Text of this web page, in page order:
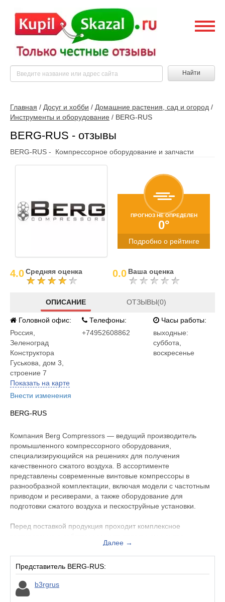
Найти
Главная / Досуг и хобби / Домашние растения, сад и огород /
Инструменты и оборудование / BERG-RUS
BERG-RUS - отзывы
BERG-RUS - Компрессорное оборудование и запчасти
ПРОГНОЗ НЕ ОПРЕДЕЛЕН
0°
Подробно о рейтинге
4.0Средняя оценка 0.0 Ваша оценка
ОПИСАНИЕ ОТЗЫВЫ(0)
Головной офис:
Россия
Зеленоград
Конструктора
Гуськова, дом 3,
строение 7
Показать на карте
Внести изменения
Телефоны:
+74952608862
Часы работы:
выходные:
суббота,
воскресенье
BERG-RUS
Компания Berg Compressors — ведущий производитель
промышленного компрессорного оборудования,
специализирующийся на решениях для получения
качественного сжатого воздуха. В ассортименте
представлены современные винтовые компрессоры в
разнообразной комплектации, включая модели с частотным
приводом и ресиверами, а также оборудование для
подготовки сжатого воздуха и пескоструйные установки.
Перед поставкой продукция проходит комплексное
компании, где проверяется каждая деталь, узел и собранный
компрессор. Мы предлагаем бесплатную настройку
оборудования в соответствии с индивидуальными
требованиями заказчика.
Наша сервисная служба готова оперативно провести
Далее →
Представитель BERG-RUS:
b3rgrus